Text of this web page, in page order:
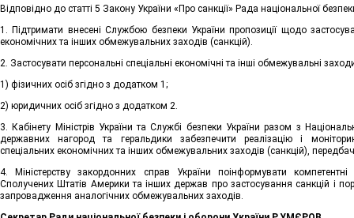
Відповідно до статті 5 Закону України «Про санкції» Рада національної
1. Підтримати внесені Службою безпеки України пропозиції щодо
економічних та інших обмежувальних заходів (санкцій).
2. Застосувати персональні спеціальні економічні та інші обмежувальні
1) фізичних осіб згідно з додатком 1;
2) юридичних осіб згідно з додатком 2.
3. Кабінету Міністрів України та Службі безпеки України разом з
державних нагород та геральдики забезпечити реалізацію і
спеціальних економічних та інших обмежувальних заходів (санкцій),
4. Міністерству закордонних справ України поінформувати
Сполучених Штатів Америки та інших держав про застосування санкцій і
запровадження аналогічних обмежувальних заходів.